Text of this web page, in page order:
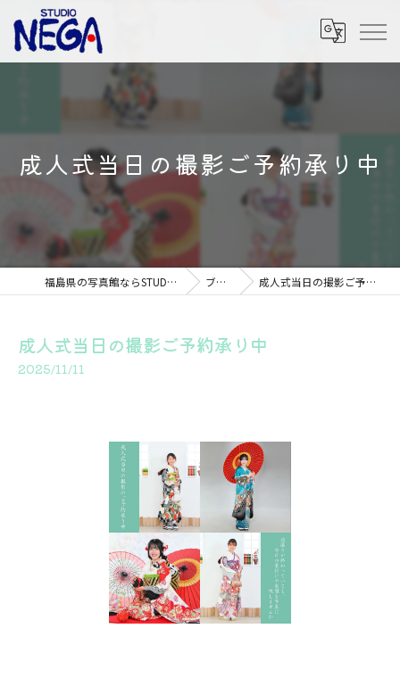
成人式当日の撮影ご予約承り中
福島県の写真館ならSTUDIO NEGA ブログ 成人式当日の撮影ご予約承り中
成人式当日の撮影ご予約承り中
2025/11/11